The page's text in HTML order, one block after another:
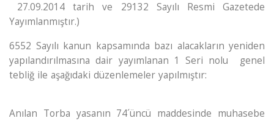
GALERI
27.09.2014 tarih ve 29132 Sayılı Resmi Gazetede
Yayımlanmıştır.)
6552 Sayılı kanun kapsamında bazı alacakların yeniden
yapılandırılmasına dair yayımlanan 1 Seri nolu genel
tebliğ ile aşağıdaki düzenlemeler yapılmıştır:
Anılan Torba yasanın 74´üncü maddesinde muhasebe